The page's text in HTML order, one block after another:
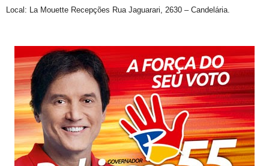
Local: La Mouette Recepções Rua Jaguarari, 2630 – Candelária.